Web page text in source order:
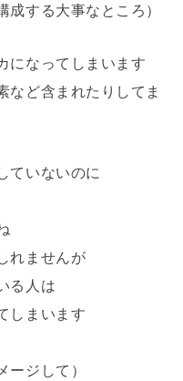
する大事なところ）
になってしまいます
など含まれたりしてま
ていないのに
れませんが
る人は
しまいます
ージして）